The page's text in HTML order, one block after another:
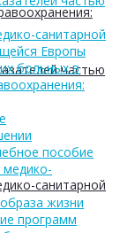
частью
санитарной
санитарной
Европы
больных в
пособие
медико-
жизни
программ